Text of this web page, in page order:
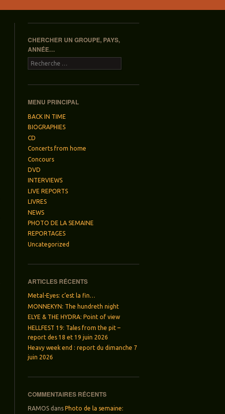
CHERCHER UN GROUPE, PAYS,
ANNÉE…
Recherche
MENU PRINCIPAL
BACK IN TIME
BIOGRAPHIES
CD
Concerts from home
Concours
DVD
INTERVIEWS
LIVE REPORTS
LIVRES
NEWS
PHOTO DE LA SEMAINE
REPORTAGES
Uncategorized
ARTICLES RÉCENTS
Metal-Eyes: c’est la fin…
MONNEKYN: The hundreth night
ELYE & THE HYDRA: Point of view
HELLFEST 19: Tales from the pit –
report des 18 et 19 juin 2026
Heavy week end : report du dimanche 7
juin 2026
COMMENTAIRES RÉCENTS
RAMOS dans Photo de la semaine: